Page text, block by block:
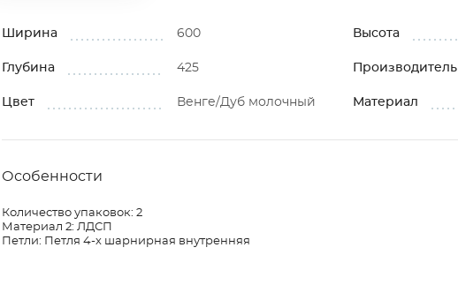
Ширина 600 Высота
Глубина 425 Производитель
Цвет Венге/Дуб молочный Материал
Особенности
Количество упаковок: 2
Материал 2: ЛДСП
Петли: Петля 4-х шарнирная внутренняя